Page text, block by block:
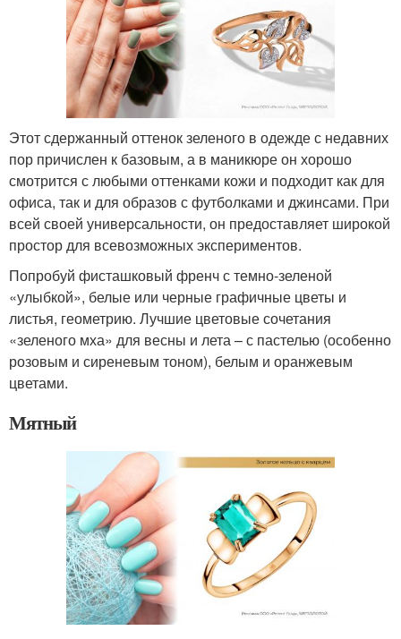
Этот сдержанный оттенок зеленого в одежде с недавних
пор причислен к базовым, а в маникюре он хорошо
смотрится с любыми оттенками кожи и подходит как для
офиса, так и для образов с футболками и джинсами. При
всей своей универсальности, он предоставляет широкой
простор для всевозможных экспериментов.
Попробуй фисташковый френч с темно-зеленой
«улыбкой», белые или черные графичные цветы и
листья, геометрию. Лучшие цветовые сочетания
«зеленого мха» для весны и лета – с пастелью (особенно
розовым и сиреневым тоном), белым и оранжевым
цветами.
Мятный